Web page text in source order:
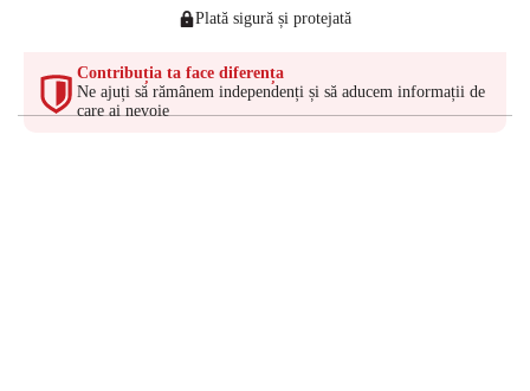
Plată sigură și protejată
Contribuția ta face diferența
Ne ajuți să rămânem independenți și să aducem informații de
care ai nevoie